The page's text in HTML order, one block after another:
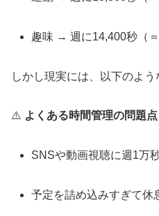
趣味 → 週に14,400秒（＝
しかし現実には、以下のよう
⚠️ よくある時間管理の問題点
SNSや動画視聴に週1万
予定を詰め込みすぎて休